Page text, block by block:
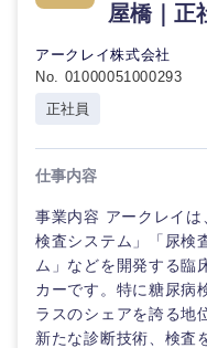
屋橋｜正
アークレイ株式会社
No. 01000051000293
正社員
仕事内容
事業内容 アークレイ
検査システム」「尿検
ム」などを開発する臨
カーです。特に糖尿病
ラスのシェアを誇る地
新たな診断技術、検査